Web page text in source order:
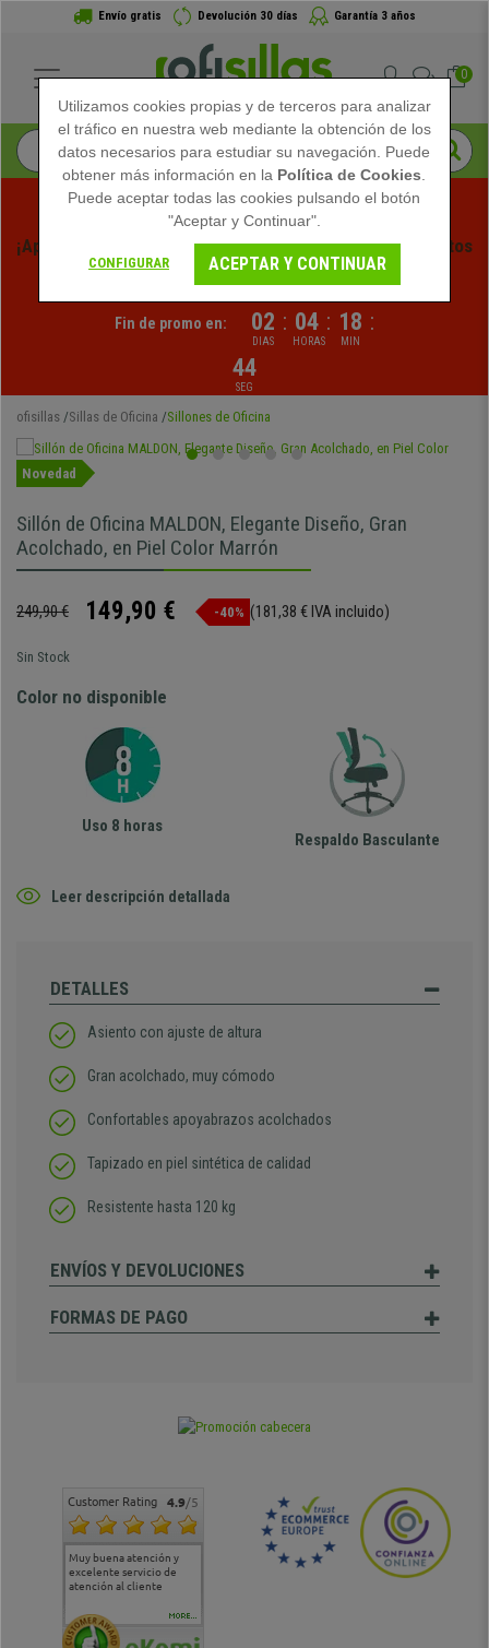
Envío gratis Devolución 30 días Garantía 3 años
0
Fin de promo en: 02
DIAS
: 04
HORAS
: 18
MIN
:
44
SEG
¡Aprovecha las Rebajas de Verano en Ofisillas! Descuentos
Exclusivos por Tiempo Limitado - Ver Promo
ofisillas Sillas de Oficina Sillones de Oficina
Novedad
Sillón de Oficina MALDON, Elegante Diseño, Gran
Acolchado, en Piel Color Marrón
249,90 € 149,90 € -40% (181,38 € IVA incluido)
Sin Stock
Color no disponible
Uso 8 horas
Respaldo Basculante
Leer descripción detallada
DETALLES
Asiento con ajuste de altura
Gran acolchado, muy cómodo
Confortables apoyabrazos acolchados
Tapizado en piel sintética de calidad
Resistente hasta 120 kg
ENVÍOS Y DEVOLUCIONES
FORMAS DE PAGO
Customer Rating 4.9/5
Muy buena atención y
excelente servicio de
atención al cliente
Muy buena atención de
cara al asesoramiento
Si estoy contento
MORE...
Utilizamos cookies propias y de terceros para analizar
el tráfico en nuestra web mediante la obtención de los
datos necesarios para estudiar su navegación. Puede
obtener más información en la Política de Cookies
Puede aceptar todas las cookies pulsando el botón
"Aceptar y Continuar".
CONFIGURAR ACEPTAR Y CONTINUAR